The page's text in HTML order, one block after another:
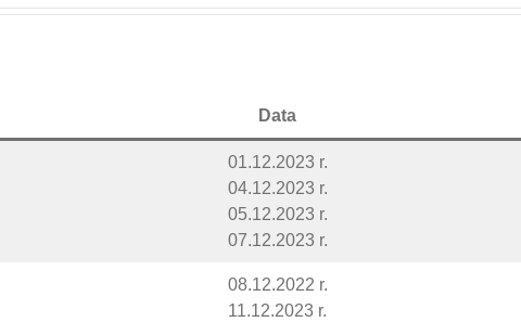
Data
01.12.2023 r.
04.12.2023 r.
05.12.2023 r.
07.12.2023 r.
08.12.2022 r.
11.12.2023 r.